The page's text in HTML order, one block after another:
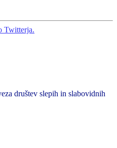
društev slepih in slabovidnih